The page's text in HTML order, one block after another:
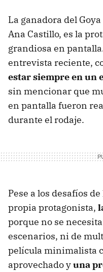
La ganadora del
Ana Castillo, es la
grandiosa en
entrevista reciente,
estar siempre en un
sin mencionar que
en pantalla fueron
durante el rodaje.
Pese a los desafíos
propia protagonista,
porque no se
escenarios, ni de
película minimalista
aprovechado yuna